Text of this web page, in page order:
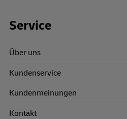
Footer Links
Service
Über uns
Kundenservice
Kundenmeinungen
Kontakt